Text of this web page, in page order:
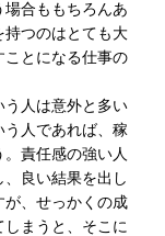
合ももちろんあ
持つのはとても大
ことになる仕事の
う人は意外と多い
う人であれば、稼
責任感の強い人
良い結果を出し
が、せっかくの成
まうと、そこに